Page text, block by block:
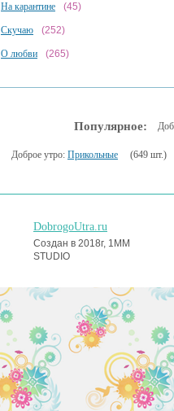
На карантине (45)
Скучаю (252)
О любви (265)
Популярное:
Доброе утро: Прикольные (649 шт.)
DobrogoUtra.ru
Создан в 2018г, 1MM
STUDIO